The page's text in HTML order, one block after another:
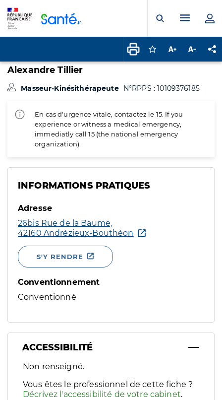
Ouvrir laMenu
Connectez-vous
Augmenter la
Alexandre Tillier
Masseur-Kinésithérapeute N°RPPS : 10109376185
En cas d'urgence vitale, contactez le 15. If you
experience or witness a medical emergency,
immediatly call 15 (the national emergency
organization).
INFORMATIONS PRATIQUES
Adresse
26bis Rue de la Baume,
42160 Andrézieux-Bouthéon
S'Y RENDRE
Conventionnement
Conventionné
ACCESSIBILITÉ
Filtres
Sélectionnez un ou plusieurs handicaps/besoins
Non renseigné.
Vous êtes le professionnel de cette fiche ?
Décrivez l'accessibilité de votre cabinet.